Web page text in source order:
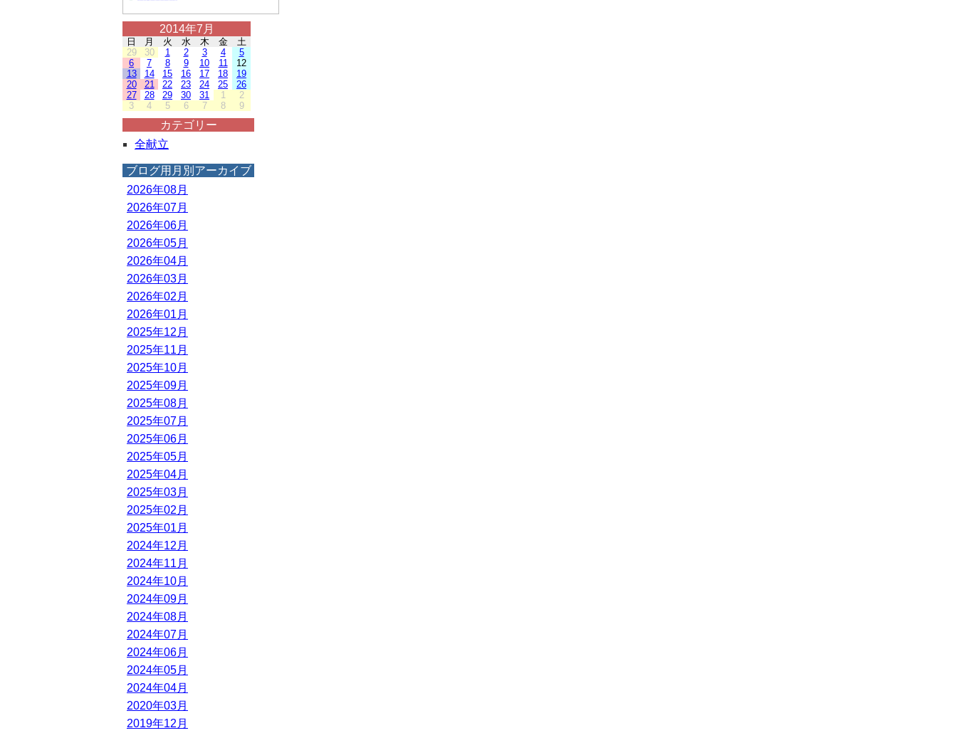
2014年7月
日 月 火 水 木 金
土
29
30 1 2 3 4
5
6
7 8 9 10 11
12
13
14 15 16 17 18
19
20
21 22 23 24 25
26
27
28 29 30 31 1
2
3
4 5 6 7 8 9
カテゴリー
全献立
ブログ用月別アーカイブ
2026年08月
2026年07月
2026年06月
2026年05月
2026年04月
2026年03月
2026年02月
2026年01月
2025年12月
2025年11月
2025年10月
2025年09月
2025年08月
2025年07月
2025年06月
2025年05月
2025年04月
2025年03月
2025年02月
2025年01月
2024年12月
2024年11月
2024年10月
2024年09月
2024年08月
2024年07月
2024年06月
2024年05月
2024年04月
2020年03月
2019年12月